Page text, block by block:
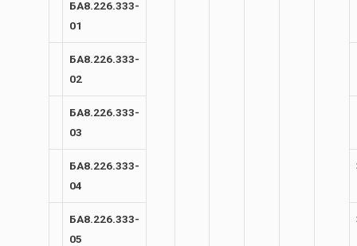
БА8.226.333-
01
БА8.226.333-
02
БА8.226.333-
03
БА8.226.333-
04
БА8.226.333-
05